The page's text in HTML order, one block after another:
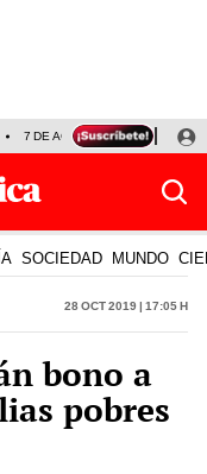
7 DE AGOSTO OLLANTA
SOCIEDAD MUNDO
28 Oct 2019 | 17:05 h
bono a
pobres